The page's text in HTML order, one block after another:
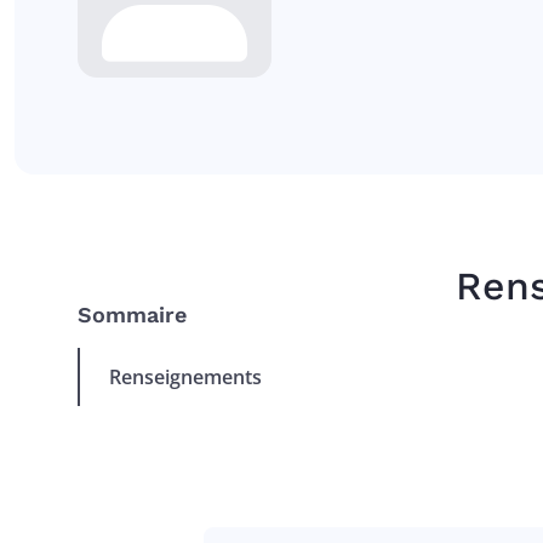
Sommaire
Renseignements